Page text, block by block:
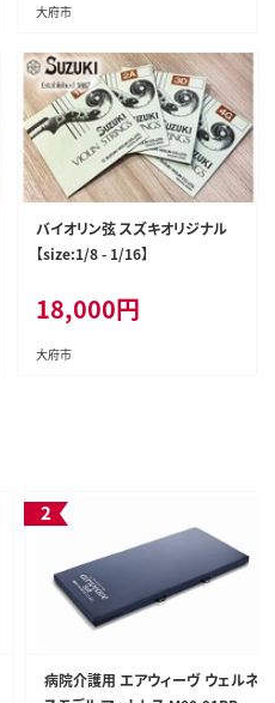
大府市
バイオリン弦 スズキオリジナル
【size:1/8 - 1/16】
18,000円
大府市
病院介護用 エアウィーヴ ウェルネ